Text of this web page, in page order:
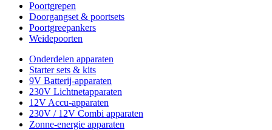
Poortgrepen
Doorgangset & poortsets
Poortgreepankers
Weidepoorten
Onderdelen apparaten
Starter sets & kits
9V Batterij-apparaten
230V Lichtnetapparaten
12V Accu-apparaten
230V / 12V Combi apparaten
Zonne-energie apparaten